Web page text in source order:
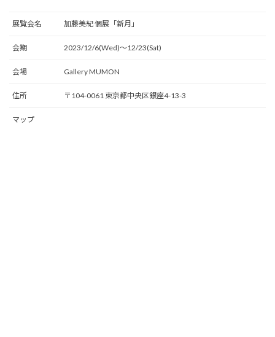
展覧会名 加藤美紀 個展「新月」
会期 2023/12/6(Wed)〜12/23(Sat)
会場 Gallery MUMON
住所 〒104-0061 東京都中央区銀座4-13-3
マップ